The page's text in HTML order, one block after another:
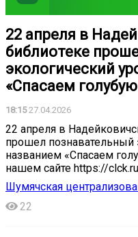
22 апреля в
библиотеке
экологический
«Спасаем
18:1527.04.2026
22 апреля в
прошел познавательный
названием «Спасаем
нашем сайте https://
Шумячская
22